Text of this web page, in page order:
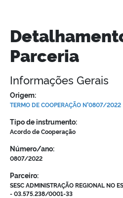
Parceria
Informações Gerais
Origem:
TERMO DE COOPERAÇÃO N°0807/2022
Tipo de instrumento:
Acordo de Cooperação
Número/ano:
0807/2022
Parceiro:
SESC ADMINISTRAÇÃO REGIONAL NO
- 03.575.238/0001-33